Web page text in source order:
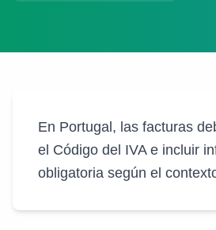
En Portugal, las facturas
el Código del IVA e incluir
obligatoria según el